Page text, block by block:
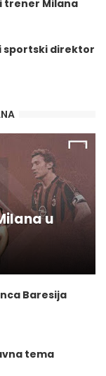
trener Milana
sportski direktor
u
Baresija
tema